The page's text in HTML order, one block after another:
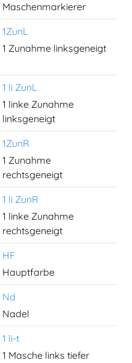
Maschenmarkierer
1ZunL
1 Zunahme linksgeneigt
1 li ZunL
1 linke Zunahme
linksgeneigt
1ZunR
1 Zunahme
rechtsgeneigt
1 li ZunR
1 linke Zunahme
rechtsgeneigt
HF
Hauptfarbe
Nd
Nadel
1 li-t
1 Masche links tiefer